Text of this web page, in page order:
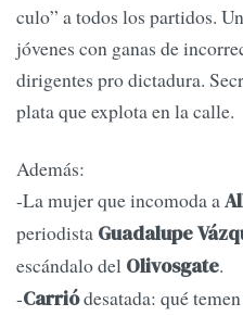
culo” a todos los partidos.
jóvenes con ganas de
dirigentes pro dictadura.
plata que explota en la calle.
Además:
-La mujer que incomoda a
periodista Guadalupe
escándalo del Olivosgate.
-Carriódesatada: qué